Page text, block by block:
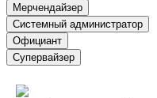
Мерчендайзер
Системный администратор
Официант
Супервайзер